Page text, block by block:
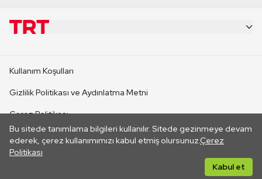
Bu sitede tanımlama bilgileri kullanılır. Sitede gezinmeye devam
ederek, çerez kullanımımızı kabul etmiş olursunuz.Çerez
Politikası
Kabul et
CANLI YAYINLAR
Kullanım Koşulları
Gizlilik Politikası ve Aydınlatma Metni
Çerez Politikası
İletişim
Her hakkı saklıdır. ©2026 TRT. Bağlantı yoluyla gidilen dış